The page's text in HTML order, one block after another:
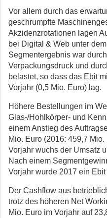
Vor allem durch das
geschrumpfte
Akzidenzrotationen lagen
bei Digital & Web unter
Segmentergebnis war
Verpackungsdruck und
belastet, so dass das Ebit
Vorjahr (0,5 Mio. Euro) lag.
Höhere Bestellungen im
Glas-/Hohlkörper- und
einem Anstieg des
Mio. Euro (2016: 459,7
Vorjahr wuchs der Umsatz
Nach einem
Vorjahr wurde 2017 ein
Der Cashflow aus
trotz des höheren Net
Mio. Euro im Vorjahr auf